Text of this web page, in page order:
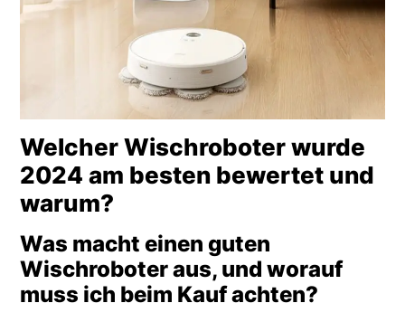
Welcher Wischroboter wurde
2024 am besten bewertet und
warum?
Was macht einen guten
Wischroboter aus, und worauf
muss ich beim Kauf achten?